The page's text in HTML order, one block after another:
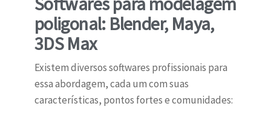
poligonal: Blender, Maya,
3DS Max
Existem diversos softwares profissionais para
essa abordagem, cada um com suas
características, pontos fortes e comunidades: